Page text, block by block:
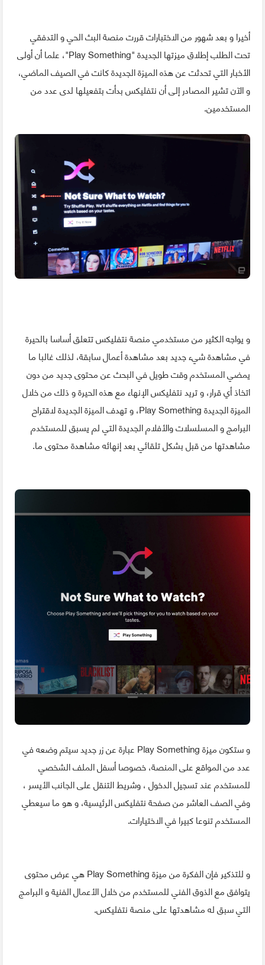
أخيرا و بعد شهور من الاختبارات قررت منصة البث الحي و التدفقي
تحت الطلب إطلاق ميزتها الجديدة "Play Something"، علما أن أولى
الأخبار التي تحدثت عن هذه الميزة الجديدة كانت في الصيف الماضي،
و الآن تشير المصادر إلى أن نتفليكس بدأت بتفعيلها لدى عدد من
المستخدمين.
و يواجه الكثير من مستخدمي منصة نتفليكس تتعلق أساسا بالحيرة
في مشاهدة شيء جديد بعد مشاهدة أعمال سابقة، لذلك غالبا ما
يمضي المستخدم وقت طويل في البحث عن محتوى جديد من دون
اتخاذ أي قرار، و تريد نتفليكس الإنهاء مع هذه الحيرة و ذلك من خلال
الميزة الجديدة Play Something، و تهدف الميزة الجديدة لاقتراح
البرامج و المسلسلات والأفلام الجديدة التي لم يسبق للمستخدم
مشاهدتها من قبل بشكل تلقائي بعد إنهائه مشاهدة محتوى ما.
و ستكون ميزة Play Something عبارة عن زر جديد سيتم وضعه في
عدد من المواقع على المنصة، خصوصا أسفل الملف الشخصي
للمستخدم عند تسجيل الدخول ، وشريط التنقل على الجانب الأيسر ،
وفي الصف العاشر من صفحة نتفليكس الرئيسية، و هو ما سيعطي
المستخدم تنوعا كبيرا في الاختيارات.
و للتذكير فإن الفكرة من ميزة Play Something هي عرض محتوى
يتوافق مع الذوق الفني للمستخدم من خلال الأعمال الفنية و البرامج
التي سبق له مشاهدتها على منصة نتفليكس.